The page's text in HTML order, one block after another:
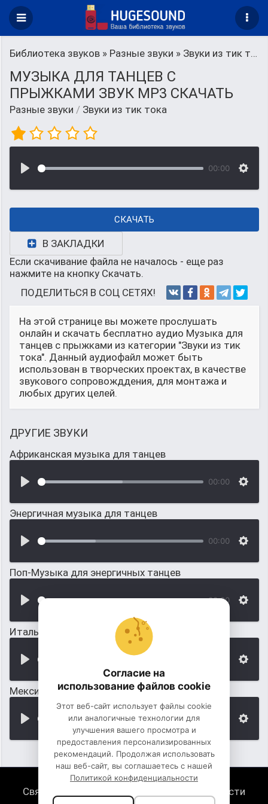
Библиотека звуков » Разные звуки » Звуки из тик тока
МУЗЫКА ДЛЯ ТАНЦЕВ С
ПРЫЖКАМИ ЗВУК MP3 СКАЧАТЬ
Разные звуки / Звуки из тик тока
00:00
СКАЧАТЬ
В ЗАКЛАДКИ
Если скачивание файла не началось - еще раз
нажмите на кнопку Скачать.
ПОДЕЛИТЬСЯ В СОЦ СЕТЯХ!
На этой странице вы можете прослушать
онлайн и скачать бесплатно аудио Музыка для
танцев с прыжками из категории "Звуки из тик
тока". Данный аудиофайл может быть
использован в творческих проектах, в качестве
звукового сопровожддения, для монтажа и
любых других целей.
ДРУГИЕ ЗВУКИ
Африканская музыка для танцев
00:00
Энергичная музыка для танцев
00:00
Поп-Музыка для энергичных танцев
00:00
Итальянская музыка для танцев
Мексиканская музыка для танцев
Связь с нами
Политика конфиденциальности
Согласие на
использование файлов cookie
Этот веб-сайт использует файлы cookie
или аналогичные технологии для
улучшения вашего просмотра и
предоставления персонализированных
рекомендаций. Продолжая использовать
наш веб-сайт, вы соглашаетесь с нашей
Политикой конфиденциальности